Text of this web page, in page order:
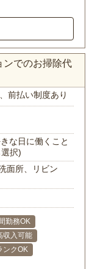
ンでのお掃除代
前払い制度あり
な日に働くこと
択)
面所、リビン
勤務OK
収入可能
ンクOK